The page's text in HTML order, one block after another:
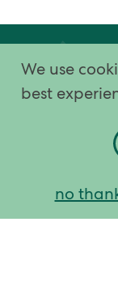
parassiti
We use
best
no